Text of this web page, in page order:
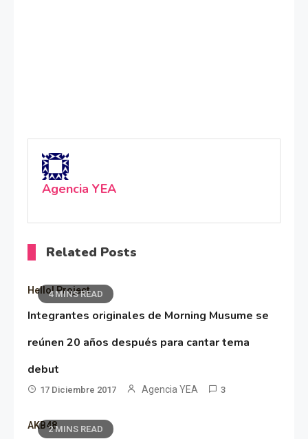
Agencia YEA
Related Posts
4 MINS READ
Hello! Project
Integrantes originales de Morning Musume se
reúnen 20 años después para cantar tema
debut
17 Diciembre 2017 Agencia YEA 3
2 MINS READ
AKB48